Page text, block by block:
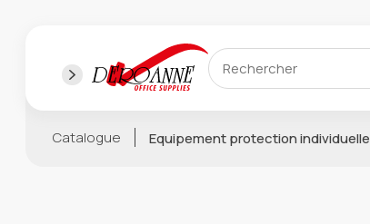
Catalogue Equipement protection individuelle